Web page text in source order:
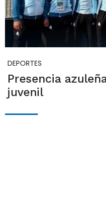
DEPORTES
Presencia
juvenil